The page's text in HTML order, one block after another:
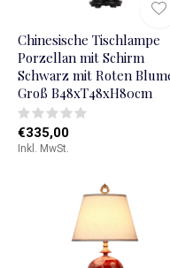
Chinesische Tischlampe
Porzellan mit Schirm
Schwarz mit Roten
Groß B48xT48xH80cm
€335,00
Inkl. MwSt.